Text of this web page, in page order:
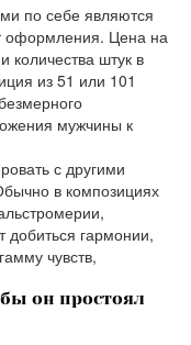
по себе являются
оформления. Цена на
количества штук в
из 51 или 101
мужчины к
с другими
в композициях
добиться гармонии,
чувств,
он простоял